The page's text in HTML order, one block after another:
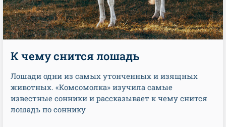
К чему снится лошадь
Лошади одни из самых утонченных и изящных
животных. «Комсомолка» изучила самые
известные сонники и рассказывает к чему снится
лошадь по соннику